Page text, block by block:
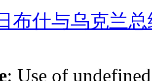
布什与乌克兰
: Use of